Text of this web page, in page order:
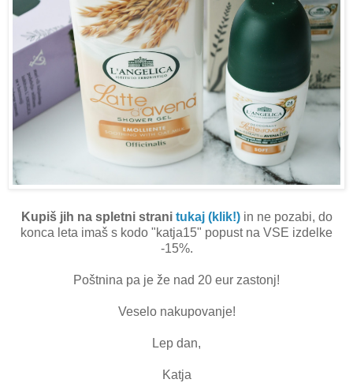
Kupiš jih na spletni strani tukaj (klik!) in ne pozabi, do
konca leta imaš s kodo "katja15" popust na VSE izdelke
-15%.
Poštnina pa je že nad 20 eur zastonj!
Veselo nakupovanje!
Lep dan,
Katja